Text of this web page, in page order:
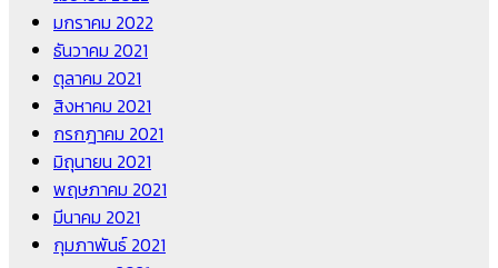
มกราคม 2022
ธันวาคม 2021
ตุลาคม 2021
สิงหาคม 2021
กรกฎาคม 2021
มิถุนายน 2021
พฤษภาคม 2021
มีนาคม 2021
กุมภาพันธ์ 2021